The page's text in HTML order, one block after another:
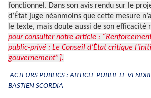
fonctionnel. Dans son avis rendu sur le
d’État juge néanmoins que cette mesure
le texte, mais doute aussi de son efficacité
pour consulter notre article :
public-privé : Le Conseil d’État critique
gouvernement”].
ACTEURS PUBLICS : ARTICLE PUBLIE LE
BASTIEN SCORDIA